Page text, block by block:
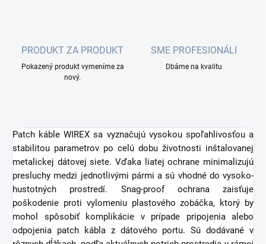
PRODUKT ZA PRODUKT
Pokazený produkt vymeníme za
nový.
SME PROFESIONÁLI
Dbáme na kvalitu
Patch káble WIREX sa vyznačujú vysokou spoľahlivosťou a
stabilitou parametrov po celú dobu životnosti inštalovanej
metalickej dátovej siete. Vďaka liatej ochrane minimalizujú
presluchy medzi jednotlivými pármi a sú vhodné do vysoko-
hustotných prostredí. Snag-proof ochrana zaisťuje
poškodenie proti vylomeniu plastového zobáčka, ktorý by
mohol spôsobiť komplikácie v prípade pripojenia alebo
odpojenia patch kábla z dátového portu. Sú dodávané v